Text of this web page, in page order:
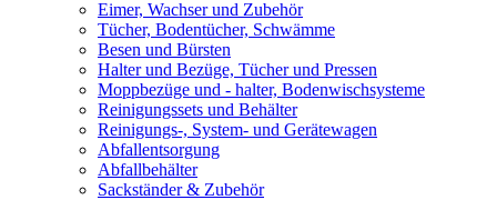
Eimer, Wachser und Zubehör
Tücher, Bodentücher, Schwämme
Besen und Bürsten
Halter und Bezüge, Tücher und Pressen
Moppbezüge und - halter, Bodenwischsysteme
Reinigungssets und Behälter
Reinigungs-, System- und Gerätewagen
Abfallentsorgung
Abfallbehälter
Sackständer & Zubehör